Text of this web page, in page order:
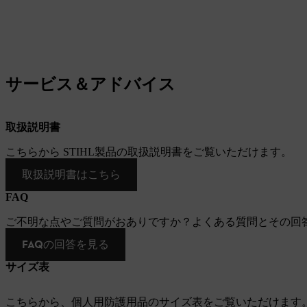
サービス＆アドバイス
取扱説明書
こちらから STIHL製品の取扱説明書をご覧いただけます。
取扱説明書はこちら
FAQ
ご不明な点やご質問がおありですか？よくある質問とその回
FAQの回答を見る
サイズ表
こちらから、個人用防護用品のサイズ表をご覧いただけます。